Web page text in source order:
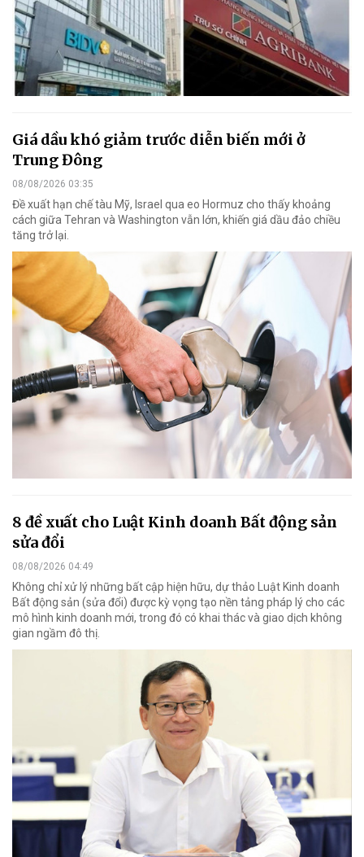
Giá dầu khó giảm trước diễn biến mới ở
Trung Đông
08/08/2026 03:35
Đề xuất hạn chế tàu Mỹ, Israel qua eo Hormuz cho thấy khoảng
cách giữa Tehran và Washington vẫn lớn, khiến giá dầu đảo chiều
tăng trở lại.
8 đề xuất cho Luật Kinh doanh Bất động sản
sửa đổi
08/08/2026 04:49
Không chỉ xử lý những bất cập hiện hữu, dự thảo Luật Kinh doanh
Bất động sản (sửa đổi) được kỳ vọng tạo nền tảng pháp lý cho các
mô hình kinh doanh mới, trong đó có khai thác và giao dịch không
gian ngầm đô thị.